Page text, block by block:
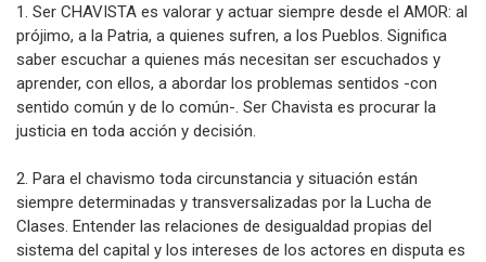
1. Ser CHAVISTA es valorar y actuar siempre desde el AMOR: al
prójimo, a la Patria, a quienes sufren, a los Pueblos. Significa
saber escuchar a quienes más necesitan ser escuchados y
aprender, con ellos, a abordar los problemas sentidos -con
sentido común y de lo común-. Ser Chavista es procurar la
justicia en toda acción y decisión.
2. Para el chavismo toda circunstancia y situación están
siempre determinadas y transversalizadas por la Lucha de
Clases. Entender las relaciones de desigualdad propias del
sistema del capital y los intereses de los actores en disputa es